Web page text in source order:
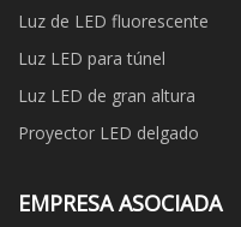
Luz de LED fluorescente
Luz LED para túnel
Luz LED de gran altura
Proyector LED delgado
EMPRESA ASOCIADA